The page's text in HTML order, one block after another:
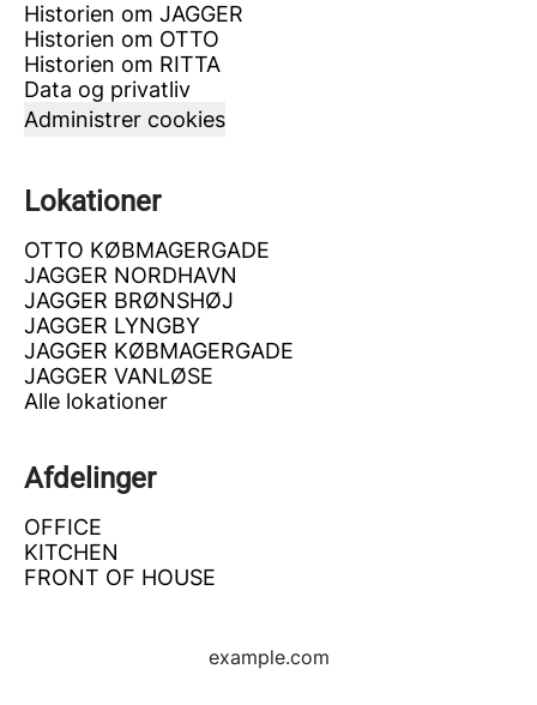
Historien om JAGGER
Historien om OTTO
Historien om RITTA
Data og privatliv
Administrer cookies
Lokationer
OTTO KØBMAGERGADE
JAGGER NORDHAVN
JAGGER BRØNSHØJ
JAGGER LYNGBY
JAGGER KØBMAGERGADE
JAGGER VANLØSE
Alle lokationer
Afdelinger
OFFICE
KITCHEN
FRONT OF HOUSE
example.com